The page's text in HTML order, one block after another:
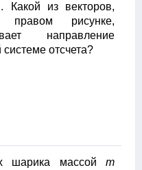
Какой из векторов,
правом рисунке,
направление
системе отсчета?
шарика массойm